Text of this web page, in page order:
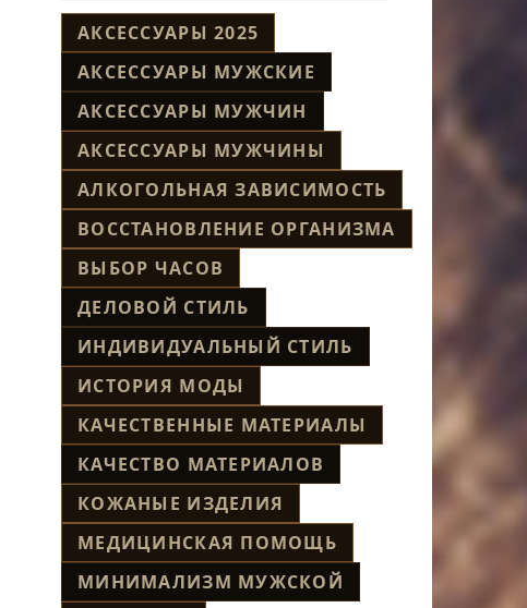
АКСЕССУАРЫ 2025
АКСЕССУАРЫ МУЖСКИЕ
АКСЕССУАРЫ МУЖЧИН
АКСЕССУАРЫ МУЖЧИНЫ
АЛКОГОЛЬНАЯ ЗАВИСИМОСТЬ
ВОССТАНОВЛЕНИЕ ОРГАНИЗМА
ВЫБОР ЧАСОВ
ДЕЛОВОЙ СТИЛЬ
ИНДИВИДУАЛЬНЫЙ СТИЛЬ
ИСТОРИЯ МОДЫ
КАЧЕСТВЕННЫЕ МАТЕРИАЛЫ
КАЧЕСТВО МАТЕРИАЛОВ
КОЖАНЫЕ ИЗДЕЛИЯ
МЕДИЦИНСКАЯ ПОМОЩЬ
МИНИМАЛИЗМ МУЖСКОЙ